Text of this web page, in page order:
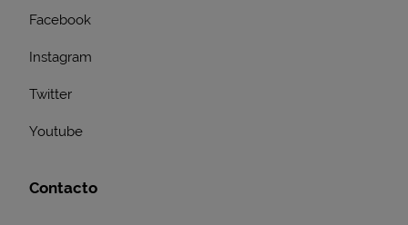
Facebook
Instagram
Twitter
Youtube
Contacto